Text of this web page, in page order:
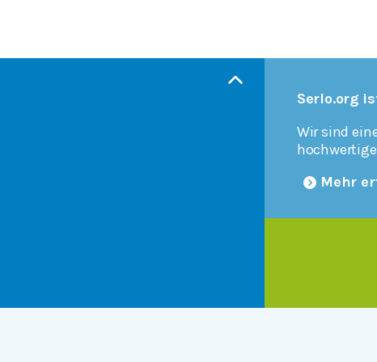
Serlo.org
Wir sind
Mehr